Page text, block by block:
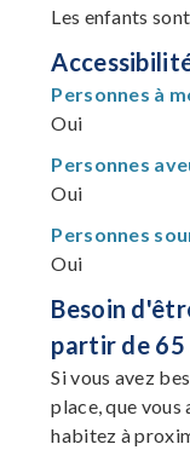
Les enfants
Personnes à
Oui
Personnes
Oui
Personnes
Oui
Besoin
partir de 65
Si vous avez
place, que vous
habitez à